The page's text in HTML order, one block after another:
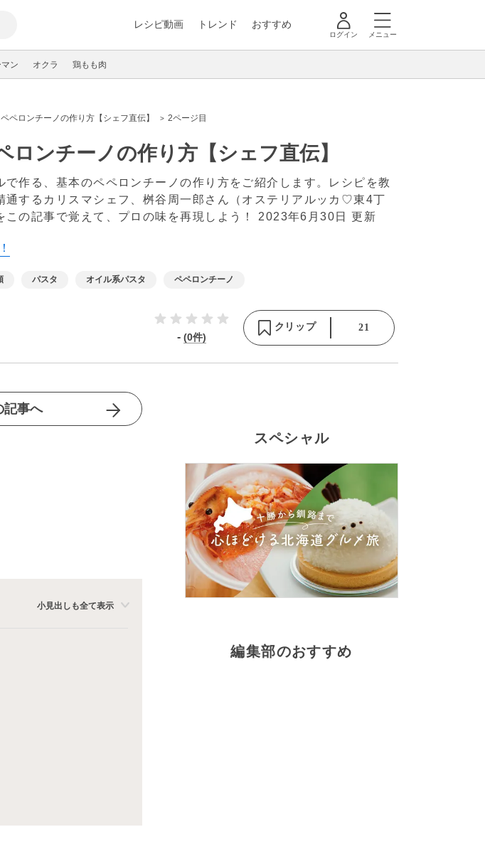
レシピ動画 トレンド おすすめ
ログイン メニュー
マン オクラ 鶏もも肉
ペロンチーノの作り方【シェフ直伝】 2ページ目
ロンチーノの作り方【シェフ直伝】
作る、基本のペペロンチーノの作り方をご紹介します。レシピを教
通するカリスマシェフ、桝谷周一郎さん（オステリアルッカ♡東4丁
この記事で覚えて、プロの味を再現しよう！ 2023年6月30日 更新
パスタ オイル系パスタ ペペロンチーノ
- (0件)
クリップ 21
記事へ
小見出しも全て表示
スペシャル
編集部のおすすめ